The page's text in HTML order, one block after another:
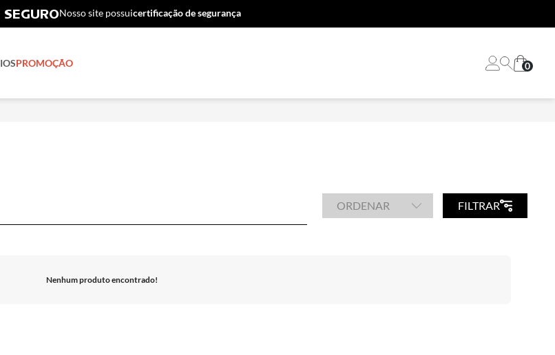
COMPRE E RETIREcompre no site e retire na loja
PROMOÇÃO 0
ORDENAR FILTRAR
Nenhum produto encontrado!